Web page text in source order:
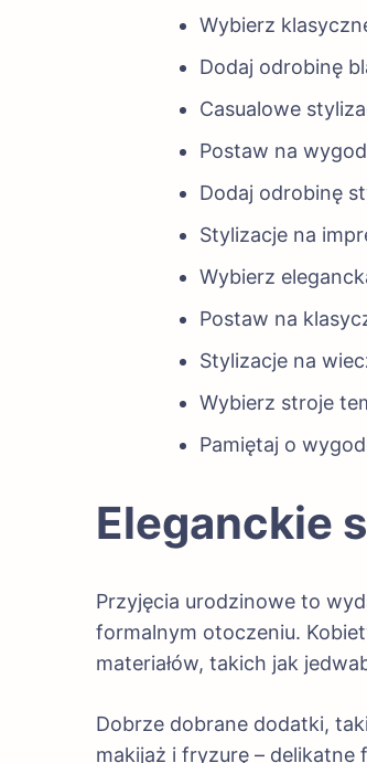
Wybierz
Dodaj odrobinę
Casualowe
Postaw na
Dodaj odrobinę
Stylizacje na
Wybierz
Postaw na
Stylizacje na
Wybierz stroje
Pamiętaj o
Eleganckie
Przyjęcia urodzinowe to
formalnym otoczeniu.
materiałów, takich jak
Dobrze dobrane dodatki,
makijaż i fryzurę –